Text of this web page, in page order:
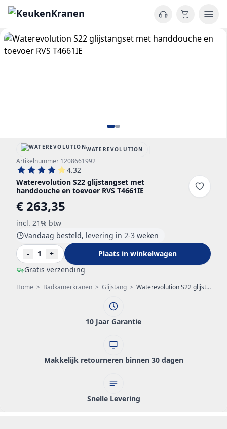
Home > Badkamerkranen > Glijstang > Waterevolution S22 glijstangset met handdouche en toevoer RVS T4661IE
WATEREVOLUTION |
Artikelnummer 1208661992
4.32
Waterevolution S22 glijstangset met
handdouche en toevoer RVS T4661IE
€ 263,35
incl. 21% btw
Gratis verzending
Vandaag besteld, levering in 2-3 weken
-
1 + Plaats in winkelwagen
10 Jaar Garantie
Makkelijk retourneren binnen 30 dagen
Snelle Levering